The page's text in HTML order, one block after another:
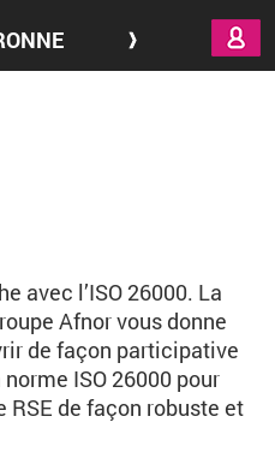
avec l’ISO 26000. La
Afnor vous donne
de façon participative
ISO 26000 pour
RSE de façon robuste et